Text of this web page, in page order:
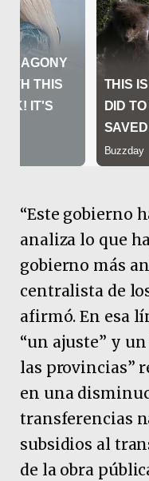
“Este gobierno
analiza lo que
gobierno más
centralista de
afirmó. En esa
“un ajuste” y
las provincias”
en una
transferencias
subsidios al
de la obra